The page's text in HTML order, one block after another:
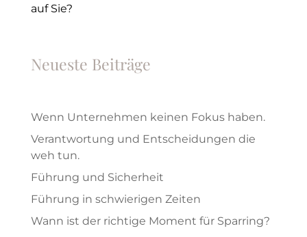
auf Sie?
Neueste Beiträge
Wenn Unternehmen keinen Fokus haben.
Verantwortung und Entscheidungen die
weh tun.
Führung und Sicherheit
Führung in schwierigen Zeiten
Wann ist der richtige Moment für Sparring?